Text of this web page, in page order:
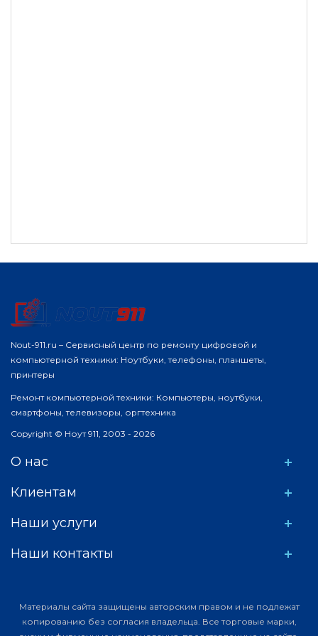
Nout-911.ru – Сервисный центр по ремонту цифровой и
компьютерной техники: Ноутбуки, телефоны, планшеты,
принтеры
Ремонт компьютерной техники: Компьютеры, ноутбуки,
смартфоны, телевизоры, оргтехника
Copyright © Ноут 911, 2003 - 2026
О нас
Клиентам
Наши услуги
Наши контакты
Материалы сайта защищены авторским правом и не подлежат
копированию без согласия владельца. Все торговые марки,